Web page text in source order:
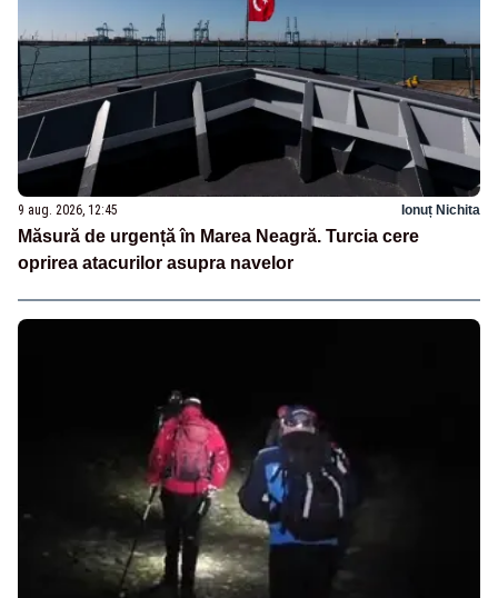
9 aug. 2026, 12:45 Ionuț Nichita
Măsură de urgență în Marea Neagră. Turcia cere
oprirea atacurilor asupra navelor